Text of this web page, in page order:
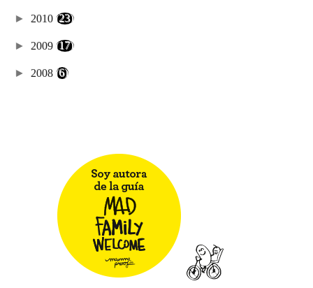
► 2010 (23)
► 2009 (17)
► 2008 (6)